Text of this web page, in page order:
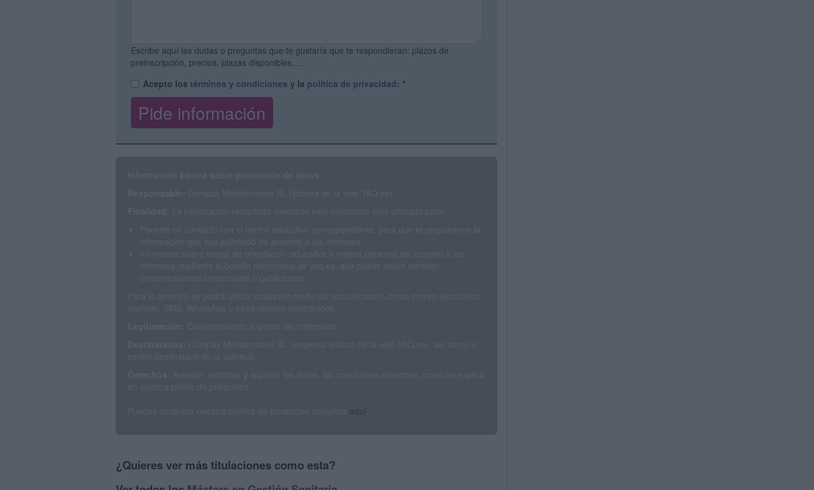
Escribe aquí las dudas o preguntas que te gustaría que te respondieran: plazos de
preinscripción, precios, plazas disponibles…:
Acepto los términos y condiciones y la política de privacidad: *
aquí
¿Quieres ver más titulaciones como esta?